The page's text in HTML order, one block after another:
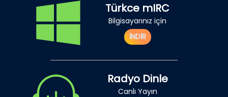
Türkce mIRC
Bilgisayarınız için
İNDİR
Radyo Dinle
Canlı Yayın